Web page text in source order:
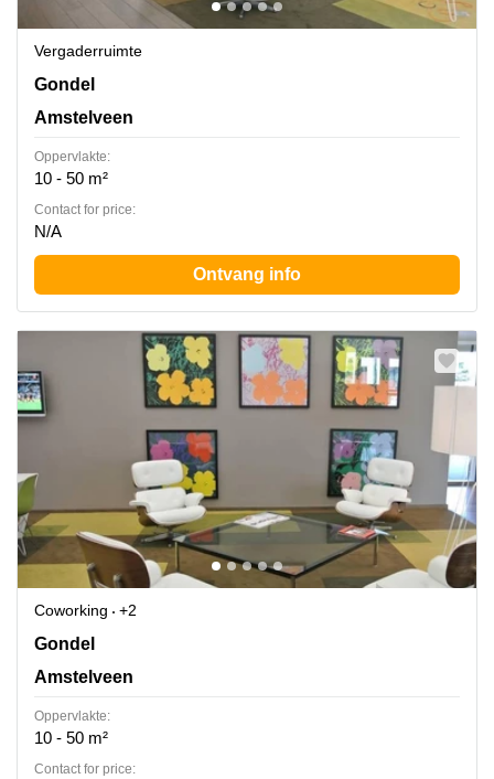
Vergaderruimte
Gondel 1, Amstelveen
Gondel
Amstelveen
Oppervlakte:
10 - 50 m²
Contact for price:
N/A
Ontvang info
Coworking
+2
Gondel 1, Amstelveen
Gondel
Amstelveen
Oppervlakte:
10 - 50 m²
Contact for price: